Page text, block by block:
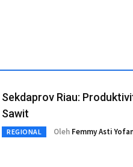
Sekdaprov Riau:
Sawit
REGIONAL Oleh Femmy Asti